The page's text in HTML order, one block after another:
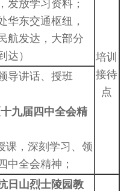
发放学习资料；
华东交通枢纽，
航发达，大部分
达）
培训
接待
点
导讲话、授班
九届四中全会精
课，深刻学习、领
中全会精神；
日山烈士陵园教